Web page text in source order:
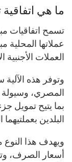
ما هي
تسمح اتفاقيات
عملاتها المحلية
العملات
وتوفر هذه الآلية
المصري، وسيولة
بما يتيح تمويل
البلدين بعملتيهما
ويهدف هذا النوع
أسعار الصرف،